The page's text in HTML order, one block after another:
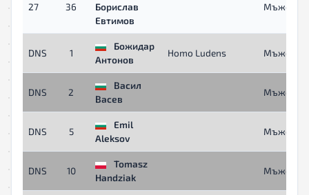
27 36
Борислав
Евтимов
Мъже
DNS 1
Божидар
Антонов
Homo Ludens Мъже
DNS 2
Васил
Васев
Мъже
DNS 5
Emil
Aleksov
Мъже
DNS 10
Tomasz
Handziak
Мъже